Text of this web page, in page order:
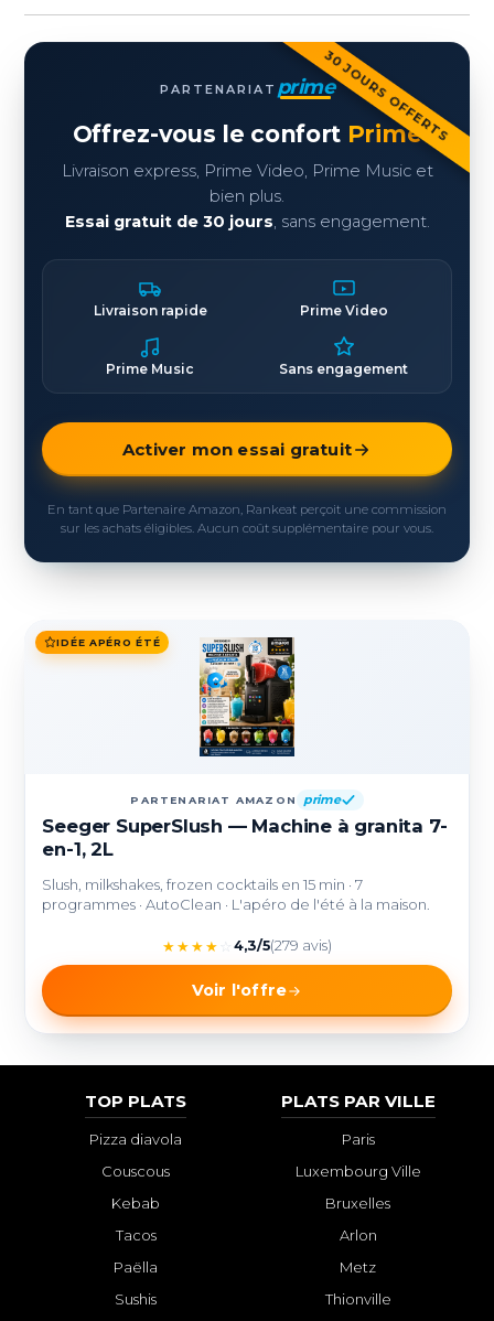
30 JOURS OFFERTS
PARTENARIAT prime
Offrez-vous le confort Prime
Livraison express, Prime Video, Prime Music et
bien plus.
Essai gratuit de 30 jours, sans engagement.
Livraison rapide Prime Video
Prime Music Sans engagement
Activer mon essai gratuit
En tant que Partenaire Amazon, Rankeat perçoit une commission
sur les achats éligibles. Aucun coût supplémentaire pour vous.
IDÉE APÉRO ÉTÉ
PARTENARIAT AMAZON prime
Seeger SuperSlush — Machine à granita 7-
en-1, 2L
Slush, milkshakes, frozen cocktails en 15 min · 7
programmes · AutoClean · L'apéro de l'été à la maison.
★★★★ 4,3/5(279 avis)
Voir l'offre
TOP PLATS
Pizza diavola
Couscous
Kebab
Tacos
Paëlla
Sushis
PLATS PAR VILLE
Paris
Luxembourg Ville
Bruxelles
Arlon
Metz
Thionville